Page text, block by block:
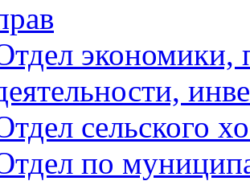
экономики,
сельского
по